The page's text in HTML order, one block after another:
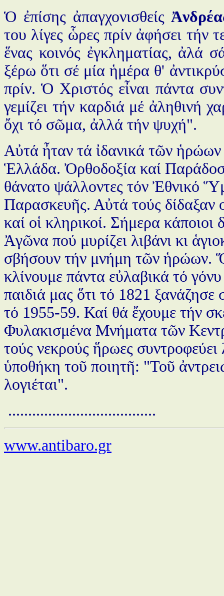
Ὁ ἐπίσης ἀπαγχονισθείς
του λίγες ὧρες πρίν ἀφήσει τήν
ἕνας κοινός ἐγκληματίας, ἀλά
ξέρω ὅτι σέ μία ἡμέρα θ'
πρίν. Ὁ Χριστός εἶναι πάντα
γεμίζει τήν καρδιά μέ
ὄχι τό σῶμα, ἀλλά τήν ψυχή".
Αὐτά ἦταν τά ἰδανικά τῶν
Ἑλλάδα. Ὀρθοδοξία καί
θάνατο ψάλλοντες τόν Ἐθνικό
Παρασκευῆς. Αὐτά τούς δίδαξαν
καί οἱ κληρικοί. Σήμερα
Ἀγῶνα πού μυρίζει λιβάνι κι
σβήσουν τήν μνήμη τῶν ἡρώων.
κλίνουμε πάντα εὐλαβικά τό
παιδιά μας ὅτι τό 1821
τό 1955-59. Καί θά ἔχουμε τήν
Φυλακισμένα Μνήματα τῶν
τούς νεκρούς ἥρωες
ὑποθήκη τοῦ ποιητῆ: "Τοῦ
λογιέται".
.....................................
www.antibaro.gr